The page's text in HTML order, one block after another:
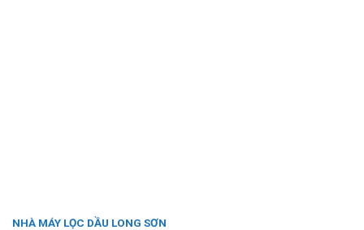
NHÀ MÁY LỌC DẦU LONG SƠN